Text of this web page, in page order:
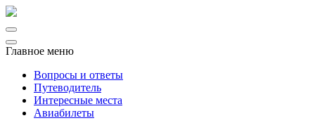
Главное меню
Вопросы и ответы
Путеводитель
Интересные места
Авиабилеты